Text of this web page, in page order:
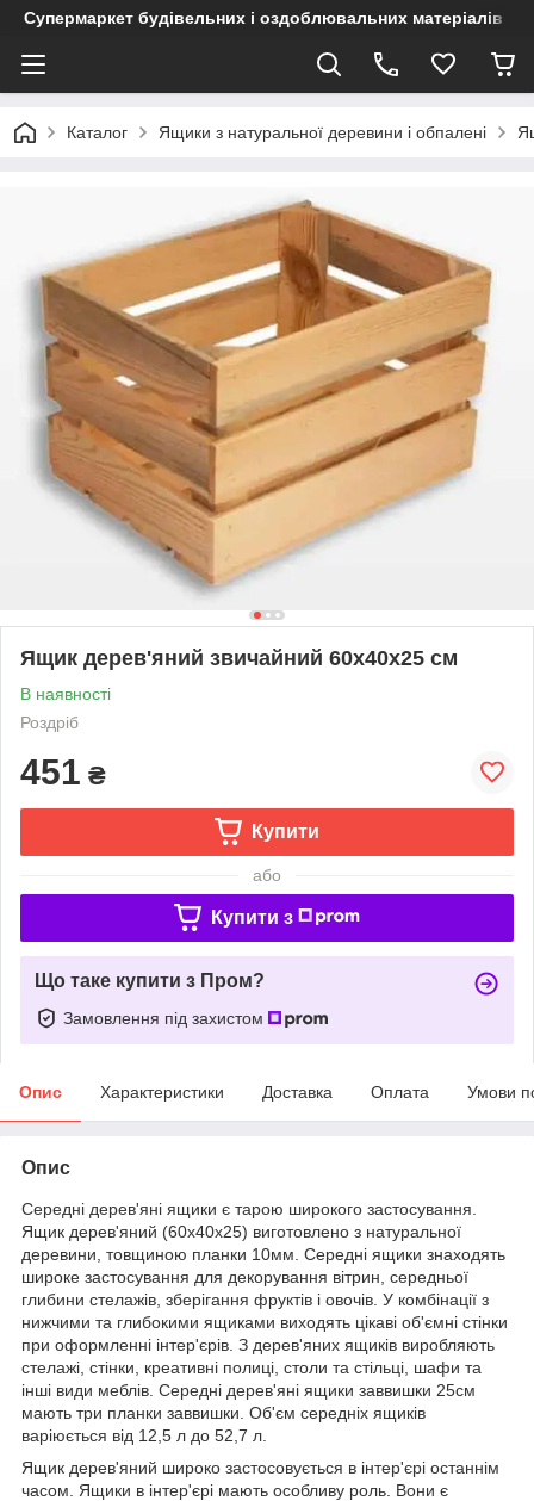
Супермаркет будівельних і оздоблювальних матеріалів
Каталог Ящики з натуральної деревини і обпалені
Ящик дерев'яний звичайний 60x40x25 см
В наявності
Роздріб
451 ₴
Купити
або
Купити з
Що таке купити з Пром?
Замовлення під захистом
Опис Характеристики Доставка Оплата Умови
Опис
Середні дерев'яні ящики є тарою широкого застосування.
Ящик дерев'яний (60х40х25) виготовлено ​​з натуральної
деревини, товщиною планки 10мм. Середні ящики знаходять
широке застосування для декорування вітрин, середньої
глибини стелажів, зберігання фруктів і овочів. У комбінації з
нижчими та глибокими ящиками виходять цікаві об'ємні стінки
при оформленні інтер'єрів. З дерев'яних ящиків виробляють
стелажі, стінки, креативні полиці, столи та стільці, шафи та
інші види меблів. Середні дерев'яні ящики заввишки 25см
мають три планки заввишки. Об'єм середніх ящиків
варіюється від 12,5 л до 52,7 л.
Ящик дерев'яний широко застосовується в інтер'єрі останнім
часом. Ящики в інтер'єрі мають особливу роль. Вони є